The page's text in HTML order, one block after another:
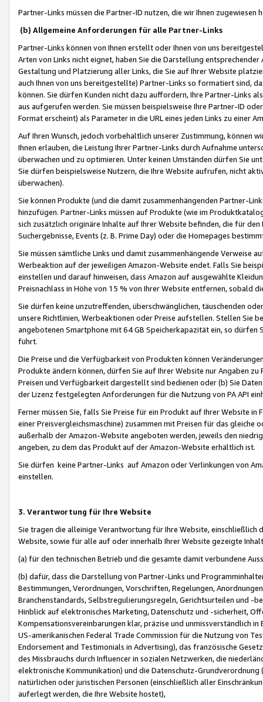
Partner-Links müssen die Partner-ID nutzen, die wir Ihnen zugewiesen
(b) Allgemeine Anforderungen für alle Partner-Links
Partner-Links können von Ihnen erstellt oder Ihnen von uns
Arten von Links nicht eignet, haben Sie die Darstellung
Gestaltung und Platzierung aller Links, die Sie auf Ihrer Website
auch Ihnen von uns bereitgestellte) Partner-Links so formatiert sind,
können. Sie dürfen Kunden nicht dazu auffordern, Ihre Partner-Links
aus aufgerufen werden. Sie müssen beispielsweise Ihre Partner-ID
Format erscheint) als Parameter in die URL eines jeden Links zu einer
Auf Ihren Wunsch, jedoch vorbehaltlich unserer Zustimmung, können
Ihnen erlauben, die Leistung Ihrer Partner-Links durch Aufnahme
überwachen und zu optimieren. Unter keinen Umständen dürfen Sie
Sie dürfen beispielsweise Nutzern, die Ihre Website aufrufen, nicht
überwachen).
Sie können Produkte (und die damit zusammenhängenden Partner-
hinzufügen. Partner-Links müssen auf Produkte (wie im
sich zusätzlich originäre Inhalte auf Ihrer Website befinden, die für
Suchergebnisse, Events (z. B. Prime Day) oder die Homepages
Sie müssen sämtliche Links und damit zusammenhängende
Werbeaktion auf der jeweiligen Amazon-Website endet. Falls Sie
einstellen und darauf hinweisen, dass Amazon auf ausgewählte
Preisnachlass in Höhe von 15 % von Ihrer Website entfernen, sobald
Sie dürfen keine unzutreffenden, überschwänglichen, täuschenden
unsere Richtlinien, Werbeaktionen oder Preise aufstellen. Stellen Sie
angebotenen Smartphone mit 64 GB Speicherkapazität ein, so dürfen
führt.
Die Preise und die Verfügbarkeit von Produkten können
Produkte ändern können, dürfen Sie auf Ihrer Website nur Angaben
Preisen und Verfügbarkeit dargestellt sind bedienen oder (b) Sie
der Lizenz festgelegten Anforderungen für die Nutzung von PA API
Ferner müssen Sie, falls Sie Preise für ein Produkt auf Ihrer Website
einer Preisvergleichsmaschine) zusammen mit Preisen für das
außerhalb der Amazon-Website angeboten werden, jeweils den
angeben, zu dem das Produkt auf der Amazon-Website erhältlich ist.
Sie dürfen keine Partner-Links auf Amazon oder Verlinkungen von
einstellen.
3. Verantwortung für Ihre Website
Sie tragen die alleinige Verantwortung für Ihre Website,
Website, sowie für alle auf oder innerhalb Ihrer Website gezeigte
(a) für den technischen Betrieb und die gesamte damit verbundene
(b) dafür, dass die Darstellung von Partner-Links und
Bestimmungen, Verordnungen, Vorschriften, Regelungen,
Branchenstandards, Selbstregulierungsregeln, Gerichtsurteilen und -
Hinblick auf elektronisches Marketing, Datenschutz und -sicherheit,
Kompensationsvereinbarungen klar, präzise und unmissverständlich
US-amerikanischen Federal Trade Commission für die Nutzung von
Endorsement and Testimonials in Advertising), das französische
des Missbrauchs durch Influencer in sozialen Netzwerken, die
elektronische Kommunikation) und die Datenschutz-
natürlichen oder juristischen Personen (einschließlich aller
auferlegt werden, die Ihre Website hostet),